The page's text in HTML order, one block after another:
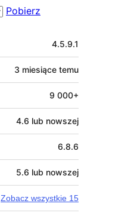
Pobierz
4.5.9.1
3 miesiące temu
9 000+
4.6 lub nowszej
6.8.6
5.6 lub nowszej
Zobacz wszystkie 15